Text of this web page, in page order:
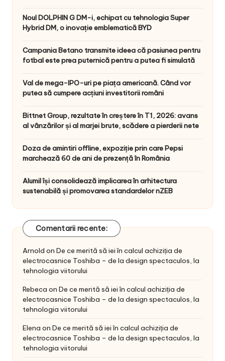
Noul DOLPHIN G DM-i, echipat cu tehnologia Super
Hybrid DM, o inovație emblematică BYD
Campania Betano transmite ideea că pasiunea pentru
fotbal este prea puternică pentru a putea fi simulată
Val de mega-IPO-uri pe piața americană. Când vor
putea să cumpere acțiuni investitorii români
Bittnet Group, rezultate în creștere în T1, 2026: avans
al vânzărilor și al marjei brute, scădere a pierderii nete
Doza de amintiri offline, expoziție prin care Pepsi
marchează 60 de ani de prezență în România
Alumil își consolidează implicarea în arhitectura
sustenabilă și promovarea standardelor nZEB
Comentarii recente:
Arnold on De ce merită să iei în calcul achiziția de
electrocasnice Toshiba – de la design spectaculos, la
tehnologia viitorului
Rebeca on De ce merită să iei în calcul achiziția de
electrocasnice Toshiba – de la design spectaculos, la
tehnologia viitorului
Elena on De ce merită să iei în calcul achiziția de
electrocasnice Toshiba – de la design spectaculos, la
tehnologia viitorului